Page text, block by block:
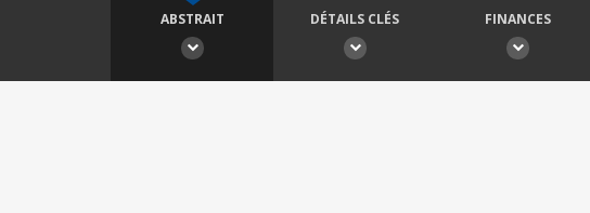
ABSTRAIT DÉTAILS CLÉS FINANCES